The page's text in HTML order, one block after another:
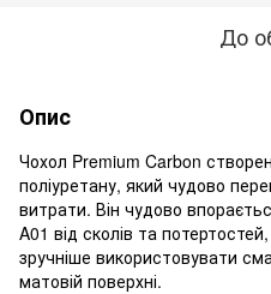
До
Опис
Чохол Premium Carbon
поліуретану, який чудово
витрати. Він чудово
A01 від сколів та
зручніше використовувати
матовій поверхні.